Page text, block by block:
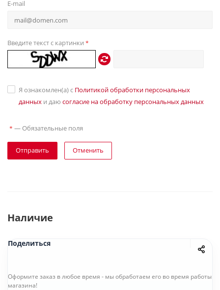
E-mail
Введите текст с картинки *
Я ознакомлен(а) с Политикой обработки персональных
данных и даю согласие на обработку персональных данных
* — Обязательные поля
Отправить Отменить
Наличие
Поделиться
Оформите заказ в любое время - мы обработаем его во время работы
магазина!